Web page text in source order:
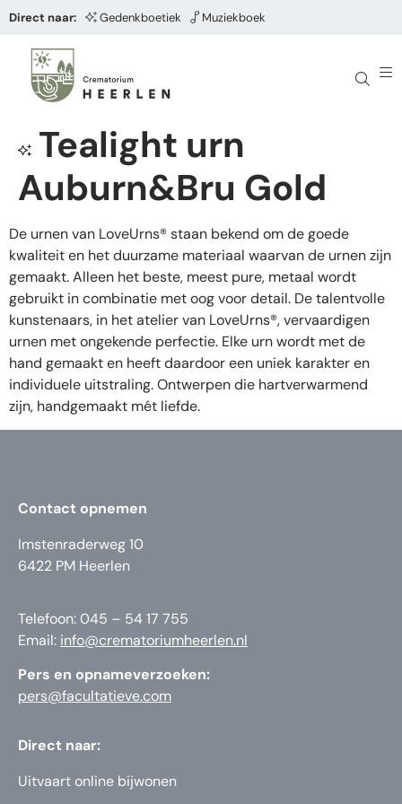
Direct naar: Gedenkboetiek Muziekboek
Tealight urn
Auburn&Bru Gold
De urnen van LoveUrns® staan bekend om de goede
kwaliteit en het duurzame materiaal waarvan de urnen zijn
gemaakt. Alleen het beste, meest pure, metaal wordt
gebruikt in combinatie met oog voor detail. De talentvolle
kunstenaars, in het atelier van LoveUrns®, vervaardigen
urnen met ongekende perfectie. Elke urn wordt met de
hand gemaakt en heeft daardoor een uniek karakter en
individuele uitstraling. Ontwerpen die hartverwarmend
zijn, handgemaakt mét liefde.
Contact opnemen
Imstenraderweg 10
6422 PM Heerlen
Telefoon: 045 – 54 17 755
Email: info@crematoriumheerlen.nl
Pers en opnameverzoeken:
pers@facultatieve.com
Direct naar:
Uitvaart online bijwonen